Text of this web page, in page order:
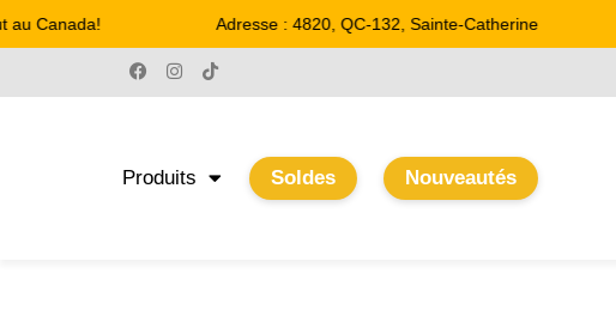
Canada! Adresse : 4820, QC-132, Sainte-Catherine
Produits Soldes Nouveautés